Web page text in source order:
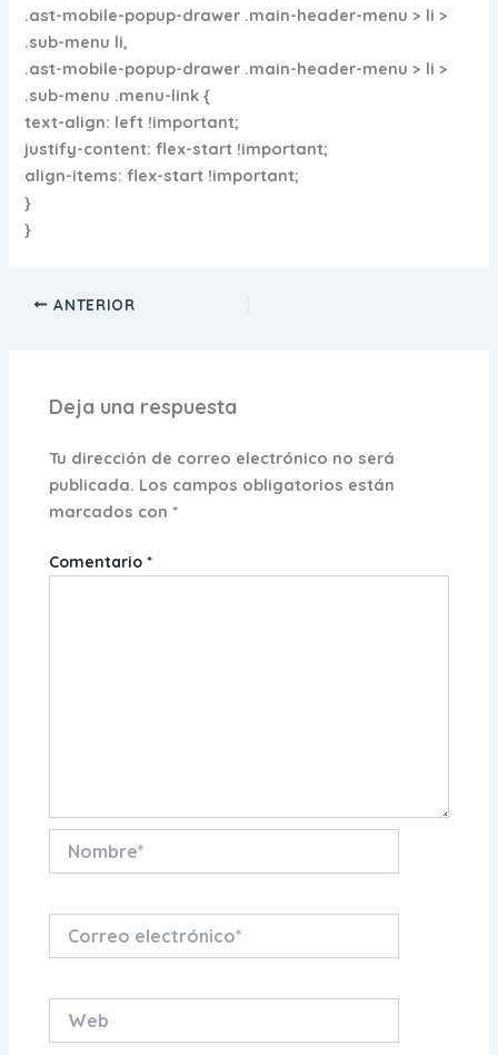
.ast-mobile-popup-drawer .main-header-menu > li >
.sub-menu li,
.ast-mobile-popup-drawer .main-header-menu > li >
.sub-menu .menu-link {
text-align: left !important;
justify-content: flex-start !important;
align-items: flex-start !important;
}
}
ANTERIOR
Deja una respuesta
Tu dirección de correo electrónico no será
publicada. Los campos obligatorios están
marcados con*
Comentario*
electrónico*